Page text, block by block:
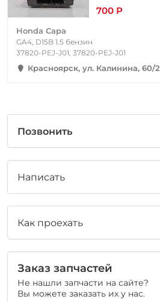
700 Р
Honda Capa
GA4, D15B 1.5 бензин
37820-PEJ-J01, 37820-PEJ-J01
Красноярск, ул. Калинина, 60/2
Позвонить
Написать
Как проехать
Заказ запчастей
Не нашли запчасти на сайте?
Вы можете заказать их у нас.